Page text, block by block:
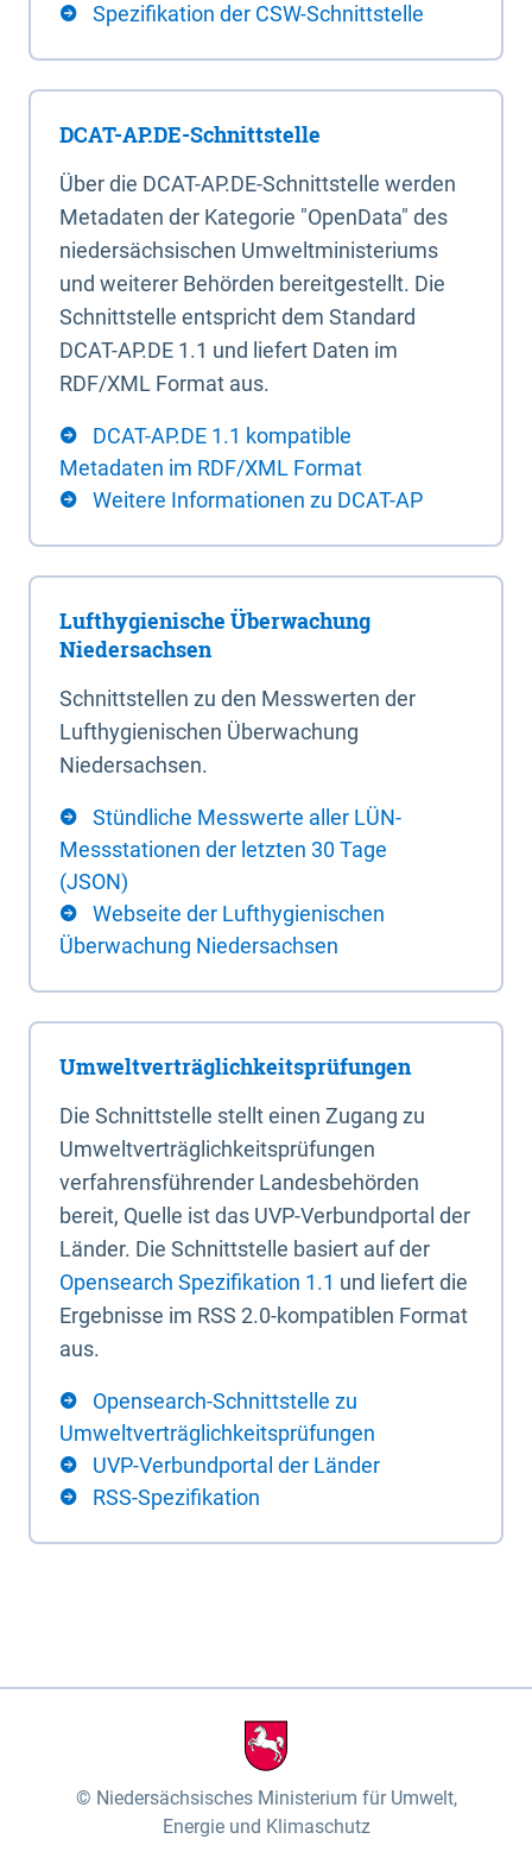
Spezifikation der CSW-Schnittstelle
DCAT-AP.DE-Schnittstelle
Über die DCAT-AP.DE-Schnittstelle werden
Metadaten der Kategorie "OpenData" des
niedersächsischen Umweltministeriums
und weiterer Behörden bereitgestellt. Die
Schnittstelle entspricht dem Standard
DCAT-AP.DE 1.1 und liefert Daten im
RDF/XML Format aus.
DCAT-AP.DE 1.1 kompatible
Metadaten im RDF/XML Format
Weitere Informationen zu DCAT-AP
Lufthygienische Überwachung
Niedersachsen
Schnittstellen zu den Messwerten der
Lufthygienischen Überwachung
Niedersachsen.
Stündliche Messwerte aller LÜN-
Messstationen der letzten 30 Tage
(JSON)
Webseite der Lufthygienischen
Überwachung Niedersachsen
Umweltverträglichkeitsprüfungen
Die Schnittstelle stellt einen Zugang zu
Umweltverträglichkeitsprüfungen
verfahrensführender Landesbehörden
bereit, Quelle ist das UVP-Verbundportal der
Länder. Die Schnittstelle basiert auf der
Opensearch Spezifikation 1.1 und liefert die
Ergebnisse im RSS 2.0-kompatiblen Format
aus.
Opensearch-Schnittstelle zu
Umweltverträglichkeitsprüfungen
UVP-Verbundportal der Länder
RSS-Spezifikation
Niedersächsisches Ministerium für Umwelt,
Energie und Klimaschutz